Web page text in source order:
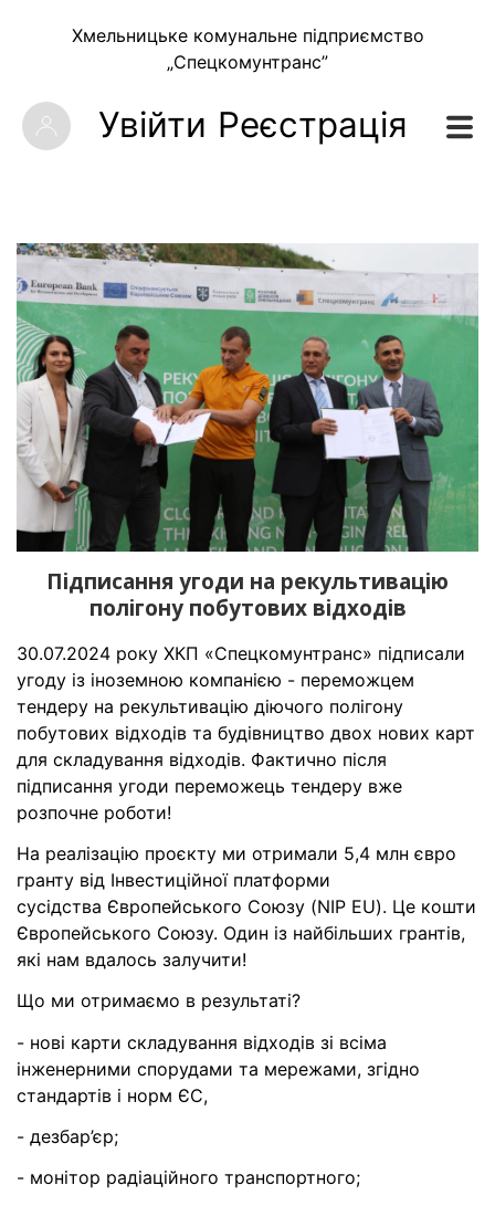
Хмельницьке комунальне підприємство
„Спецкомунтранс”
Увійти Реєстрація
Підписання угоди на рекультивацію
полігону побутових відходів
30.07.2024 року ХКП «Спецкомунтранс» підписали
угоду із іноземною компанією - переможцем
тендеру на рекультивацію діючого полігону
побутових відходів та будівництво двох нових карт
для складування відходів. Фактично після
підписання угоди переможець тендеру вже
розпочне роботи!
На реалізацію проєкту ми отримали 5,4 млн євро
гранту від Інвестиційної платформи
сусідства Європейського Союзу (NIP EU). Це кошти
Європейського Союзу. Один із найбільших грантів,
які нам вдалось залучити!
Що ми отримаємо в результаті?
- нові карти складування відходів зі всіма
інженерними спорудами та мережами, згідно
стандартів і норм ЄС,
- дезбар’єр;
- монітор радіаційного транспортного;